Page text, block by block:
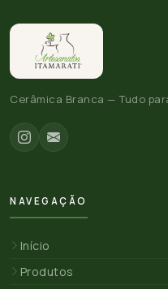
Cerâmica Branca — Tudo
NAVEGAÇÃO
Início
Produtos